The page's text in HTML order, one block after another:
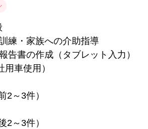
練・家族への介助指導
告書の作成（タブレット入力）
車使用）
～3件）
～3件）